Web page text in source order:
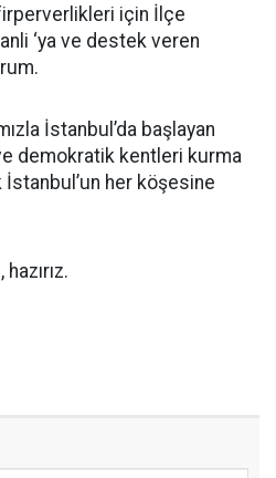
için İlçe
‘ya ve destek veren
İstanbul’da başlayan
demokratik kentleri kurma
her köşesine